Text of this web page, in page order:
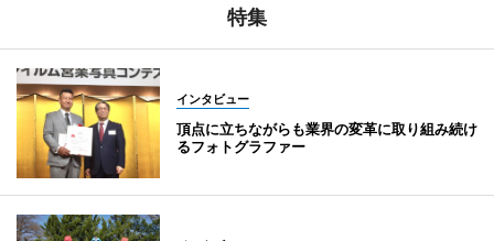
特集
インタビュー
頂点に立ちながらも業界の変革に取り組み続け
るフォトグラファー